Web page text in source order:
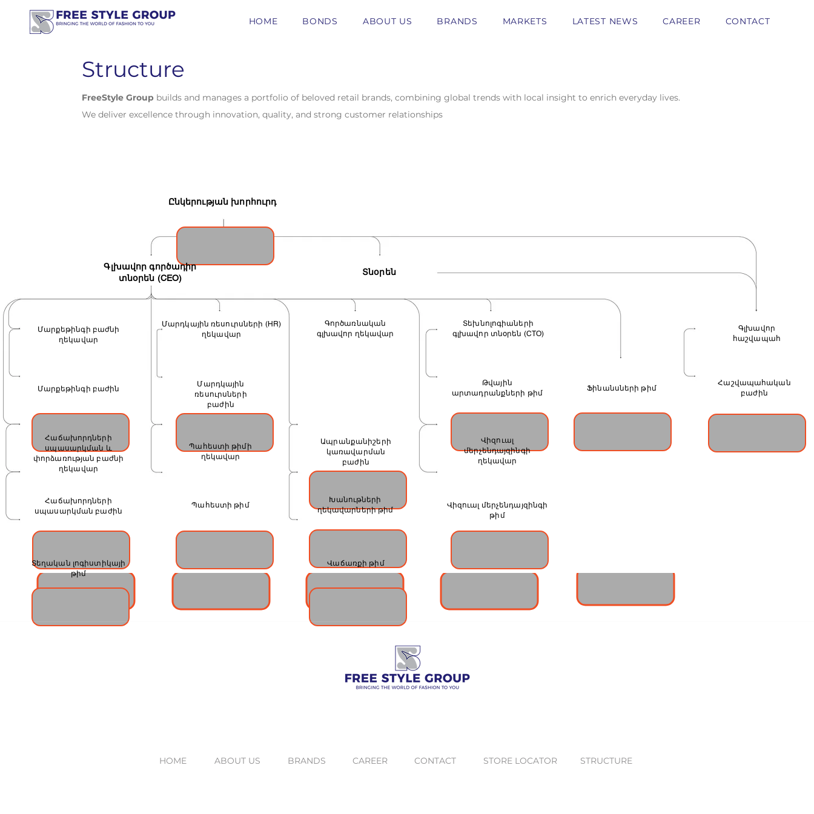
HOME BONDS ABOUT US BRANDS MARKETS LATEST NEWS CAREER CONTACT
Structure
FreeStyle Group builds and manages a portfolio of beloved retail brands, combining global trends with local insight to enrich everyday lives.
We deliver excellence through innovation, quality, and strong customer relationships
DEPARTMENT
SUPPORT AND EXPERIENCE
DEPARTMENT
VISUAL MERCHANDISING
Ընկերության խորհուրդ
Տնօրեն
Գլխավոր գործադիր
տնօրեն (CEO)
Գործառնական
գլխավոր ղեկավար
Տեխնոլոգիաների
գլխավոր տնօրեն (CTO)
Ապրանքանիշերի
կառավարման
բաժին
Խանութների
ղեկավարների թիմ
Թվային
արտադրանքների թիմ
Վիզուալ
մերչենդայզինգի
ղեկավար
Վիզուալ մերչենդայզինգի
թիմ
Ֆինանսների թիմ
Գլխավոր
հաշվապահ
Հաշվապահական
բաժին
Մարդկային ռեսուրսների (HR)
ղեկավար
Մարդկային
ռեսուրսների
բաժին
Պահեստի թիմի
ղեկավար
Պահեստի թիմ
Մարքեթինգի բաժնի
ղեկավար
Մարքեթինգի բաժին
Հաճախորդների
սպասարկման և
փորձառության բաժնի
ղեկավար
Հաճախորդների
սպասարկման բաժին
Տեղական լոգիստիկայի
թիմ
Վաճառքի թիմ
HOME ABOUT US BRANDS CAREER CONTACT STORE LOCATOR STRUCTURE